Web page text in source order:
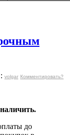
: volgar Комментировать?
до